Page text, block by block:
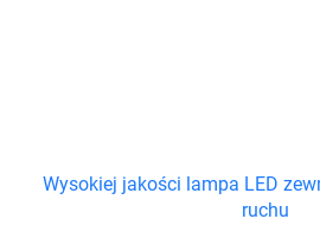
Wysokiej jakości lampa LED
ruchu